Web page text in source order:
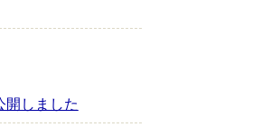
開しました